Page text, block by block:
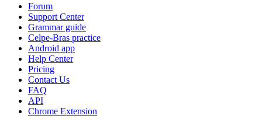
Forum
Support Center
Grammar guide
Celpe-Bras practice
Android app
Help Center
Pricing
Contact Us
FAQ
API
Chrome Extension